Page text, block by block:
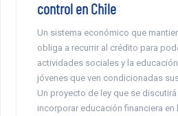
control en Chile
Un sistema económico que
obliga a recurrir al crédito para
actividades sociales y la
jóvenes que ven condicionadas
Un proyecto de ley que se
incorporar educación financiera en